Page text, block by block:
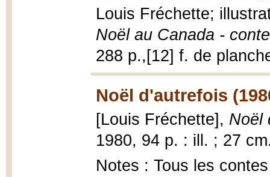
Louis Fréchette;
Noël au Canada -
288 p.,[12] f. de
Noël d'autrefois
[Louis Fréchette], Noël
1980, 94 p. : ill. ; 27
Notes : Tous les